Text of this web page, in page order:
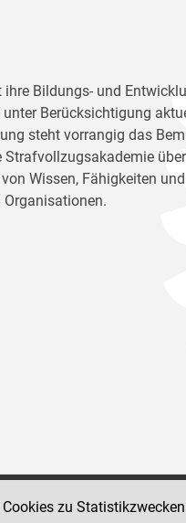
Bildungs- und
Berücksichtigung
steht vorrangig das
Wissen, Fähigkeiten
zu